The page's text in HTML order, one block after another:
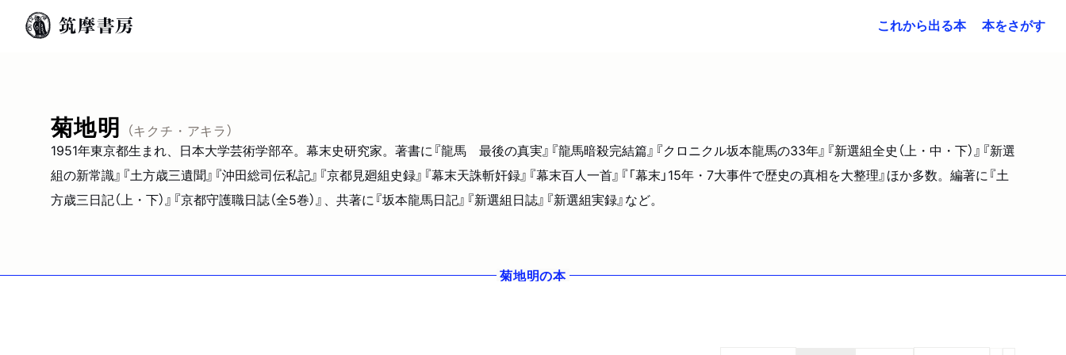
これから出る本 本をさがす
菊地明 （キクチ・アキラ）
1951年東京都生まれ、日本大学芸術学部卒。幕末史研究家。著書に『龍馬 最後の真実』『龍馬暗殺完結篇』『クロニクル坂本龍馬の33年』『新選組全史（上・中・下）』『新選
組の新常識』『土方歳三遺聞』『沖田総司伝私記』『京都見廻組史録』『幕末天誅斬奸録』『幕末百人一首』『「幕末」15年・7大事件で歴史の真相を大整理』ほか多数。編著に『土
方歳三日記（上・下）』『京都守護職日誌（全5巻）』、共著に『坂本龍馬日記』『新選組日誌』『新選組実録』など。
菊地明の本